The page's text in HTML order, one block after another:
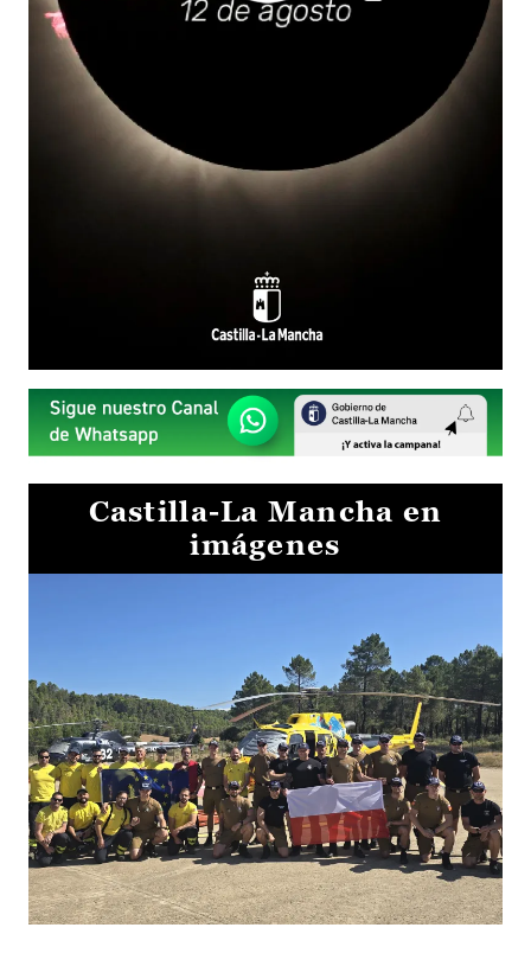
Castilla-La Mancha en
imágenes